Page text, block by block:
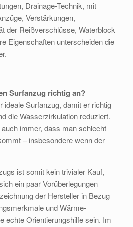
Drainage-Technik, mit
Verstärkungen,
der Reißverschlüsse, Waterblock
Eigenschaften unterscheiden die
Surfanzug richtig an?
ideale Surfanzug, damit er richtig
die Wasserzirkulation reduziert.
immer, dass man schlecht
– insbesondere wenn der
ist somit kein trivialer Kauf,
ein paar Vorüberlegungen
der Hersteller in Bezug
und Wärme-
echte Orientierungshilfe sein. Im